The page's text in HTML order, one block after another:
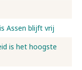
Assen blijft vrij
is het hoogste